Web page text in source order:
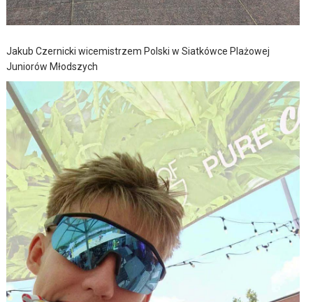
Jakub Czernicki wicemistrzem Polski w Siatkówce Plażowej
Juniorów Młodszych